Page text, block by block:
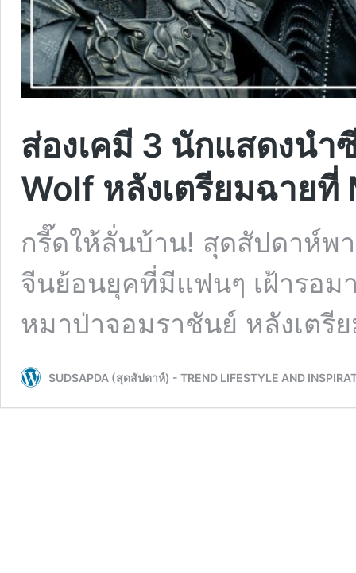
ส่องเคมี 3 นักแสดงน
Wolf หลังเตรียมฉายที่
กรี๊ดให้ลั่นบ้าน! สุดสัปดาห์พ
จีนย้อนยุคที่มีแฟนๆ เฝ้ารอม
หมาป่าจอมราชันย์ หลังเตรี
SUDSAPDA (สุดสัปดาห์) - TREND LIFESTYLE AND